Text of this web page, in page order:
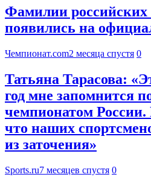
Фамилии
появились на
Чемпионат.com2 месяца спустя 0
Татьяна Тарасова:
год мне запомнится
чемпионатом
что наших
из заточения»
Sports.ru7 месяцев спустя 0